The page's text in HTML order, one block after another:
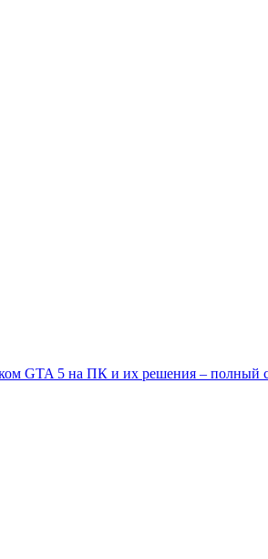
GTA 5 на ПК и их решения – полный